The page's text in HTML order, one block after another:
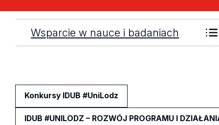
Wsparcie w nauce i badaniach
Konkursy IDUB #UniLodz
IDUB #UNILODZ – ROZWÓJ PROGRAMU I